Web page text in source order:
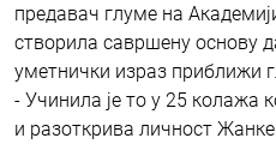
предавач глуме на
створила савршену основу
уметнички израз приближи
- Учинила је то у 25 колажа
и разоткрива личност